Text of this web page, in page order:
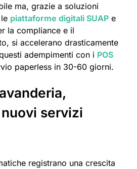
ma, grazie a soluzioni
piattaforme digitali SUAP e
la compliance e il
si accelerano drasticamente
adempimenti con i POS
paperless in 30-60 giorni.
servizi
registrano una crescita